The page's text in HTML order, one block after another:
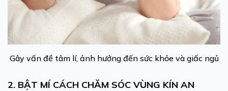
Gây vấn đề tâm lí, ảnh hưởng đến sức khỏe và giấc ngủ
2. BẬT MÍ CÁCH CHĂM SÓC VÙNG KÍN AN